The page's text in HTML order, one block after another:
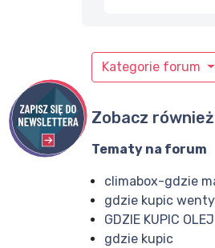
Kategorie forum
Zobacz również
Tematy na forum
climabox-gdzie
gdzie kupic
GDZIE KUPIC
gdzie kupic